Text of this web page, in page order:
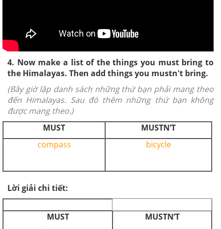
4. Now make a list of the things you must bring to
the Himalayas. Then add things you mustn't bring.
(Bây giờ lập danh sách những thứ bạn phải mang theo
đến Himalayas. Sau đó thêm những thứ bạn không
được mang theo.)
MUST
MUSTN’T
compass
bicycle
Lời giải chi tiết:
MUST
MUSTN’T